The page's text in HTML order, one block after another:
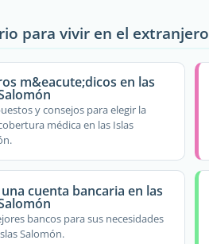
para vivir en el extranjero
m&eacute;dicos en las
y consejos para elegir la
médica en las Islas
cuenta bancaria en las
bancos para sus necesidades
Salomón.